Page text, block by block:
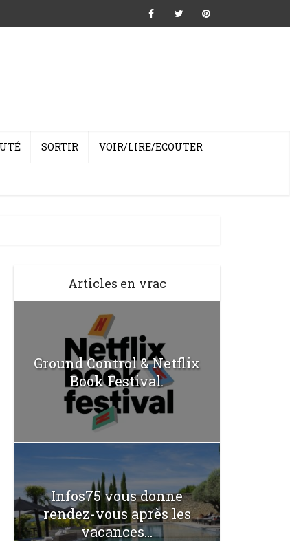
SORTIR VOIR/LIRE/ECOUTER
Articles en vrac
Ground Control & Netflix
Book Festival.
Infos75 vous donne
rendez-vous après les
vacances...